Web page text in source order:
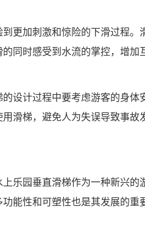
更加刺激和惊险的下滑过程
同时感受到水流的掌控，增加
设计过程中要考虑游客的身
滑梯，避免人为失误导致事
乐园垂直滑梯作为一种新兴
能性和可塑性也是其发展的